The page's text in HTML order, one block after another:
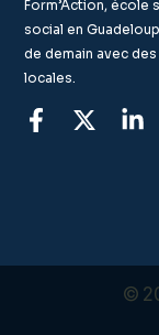
Form’Action, école
social en
de demain avec
locales.
©